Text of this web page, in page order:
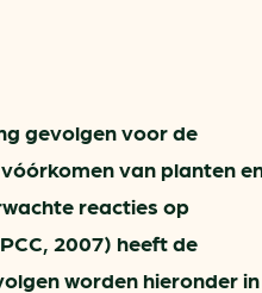
of recyclen van
MKB
besparen op uw PC
info@klimaatplein.nl
gevolgen voor de
van planten
reacties op
2007) heeft de
worden hieronder in